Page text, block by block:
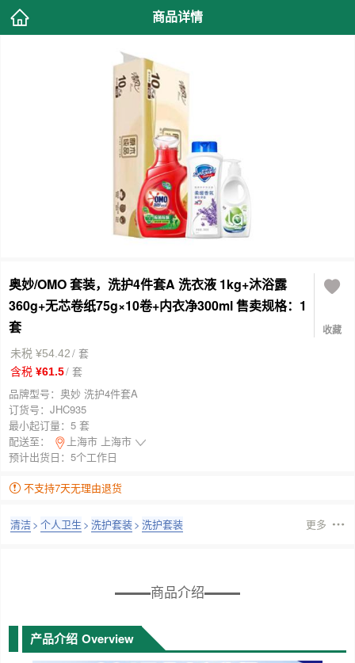
商品详情
奥妙/OMO 套装，洗护4件套A 洗衣液 1kg+沐浴露
360g+无芯卷纸75g×10卷+内衣净300ml 售卖规格：1
套
收藏
未税 ¥54.42/ 套
含税 ¥61.5/ 套
品牌型号： 奥妙 洗护4件套A
订货号： JHC935
最小起订量： 5 套
配送至：
上海市 上海市
预计出货日：5个工作日
不支持7天无理由退货
清洁> 个人卫生 > 洗护套装> 洗护套装 更多
商品介绍
产品介绍 Overview